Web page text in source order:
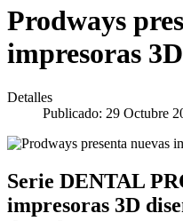
Prodways
impresoras
Detalles
Publicado: 29 Octubre
Serie DENTAL
impresoras 3D